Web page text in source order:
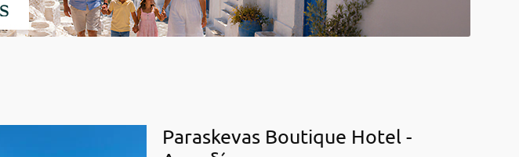
Paraskevas Boutique Hotel -